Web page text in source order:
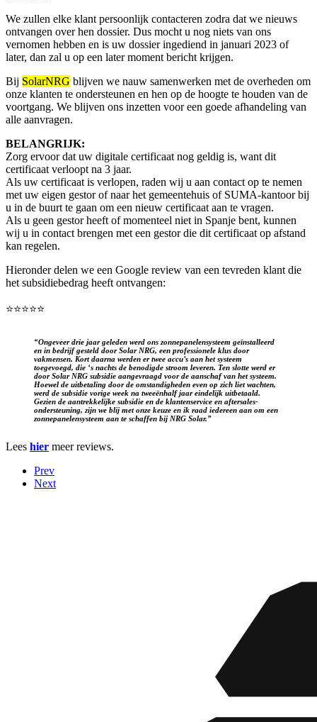
We zullen elke klant persoonlijk contacteren zodra dat we nieuws
ontvangen over hen dossier. Dus mocht u nog niets van ons
vernomen hebben en is uw dossier ingediend in januari 2023 of
later, dan zal u op een later moment bericht krijgen.
Bij SolarNRG blijven we nauw samenwerken met de overheden om
onze klanten te ondersteunen en hen op de hoogte te houden van de
voortgang. We blijven ons inzetten voor een goede afhandeling van
alle aanvragen.
BELANGRIJK:
Zorg ervoor dat uw digitale certificaat nog geldig is, want dit
certificaat verloopt na 3 jaar.
Als uw certificaat is verlopen, raden wij u aan contact op te nemen
met uw eigen gestor of naar het gemeentehuis of SUMA-kantoor bij
u in de buurt te gaan om een ​​nieuw certificaat aan te vragen.
Als u geen gestor heeft of momenteel niet in Spanje bent, kunnen
wij u in contact brengen met een gestor die dit certificaat op afstand
kan regelen.
Hieronder delen we een Google review van een tevreden klant die
het subsidiebedrag heeft ontvangen:
⭐️⭐️⭐️⭐️⭐️
“Ongeveer drie jaar geleden werd ons zonnepanelensysteem geïnstalleerd
en in bedrijf gesteld door Solar NRG, een professionele klus door
vakmensen. Kort daarna werden er twee accu’s aan het systeem
toegevoegd, die ‘s nachts de benodigde stroom leveren. Ten slotte werd er
door Solar NRG subsidie aangevraagd voor de aanschaf van het systeem.
Hoewel de uitbetaling door de omstandigheden even op zich liet wachten,
werd de subsidie vorige week na tweeënhalf jaar eindelijk uitbetaald.
Gezien de aantrekkelijke subsidie en de klantenservice en aftersales-
ondersteuning, zijn we blij met onze keuze en ik raad iedereen aan om een
zonnepanelensysteem aan te schaffen bij NRG Solar.”
Lees hier meer reviews.
Prev
Next